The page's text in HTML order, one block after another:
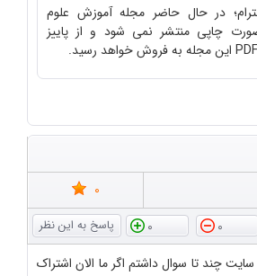
در حال حاضر مجله آموزش علوم
چاپی منتشر نمی شود و از پاییز
0
0
0
چند تا سوال داشتم اگر ما الان اشتراک